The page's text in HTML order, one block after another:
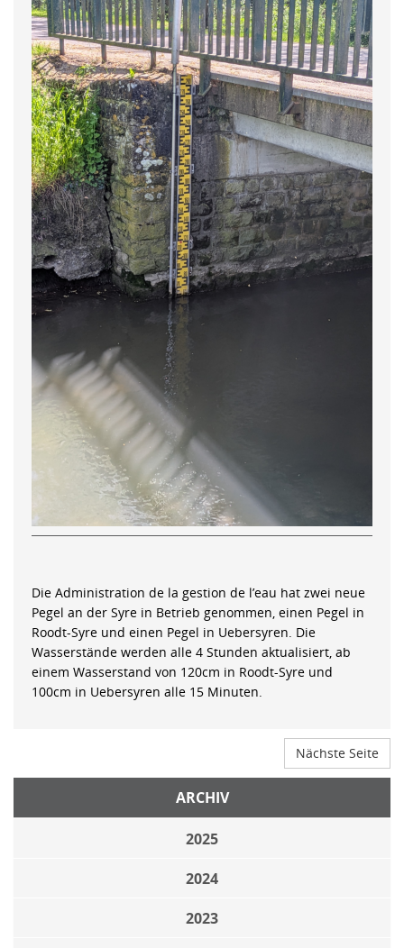
Die Administration de la gestion de l’eau hat zwei neue
Pegel an der Syre in Betrieb genommen, einen Pegel in
Roodt-Syre und einen Pegel in Uebersyren. Die
Wasserstände werden alle 4 Stunden aktualisiert, ab
einem Wasserstand von 120cm in Roodt-Syre und
100cm in Uebersyren alle 15 Minuten.
Nächste Seite
ARCHIV
2025
2024
2023